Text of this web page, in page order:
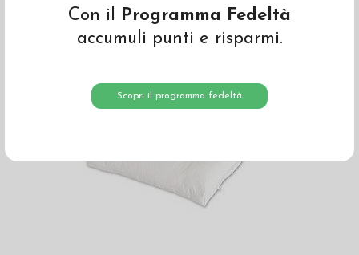
Con il Programma Fedeltà
accumuli punti e risparmi.
Scopri il programma fedeltà